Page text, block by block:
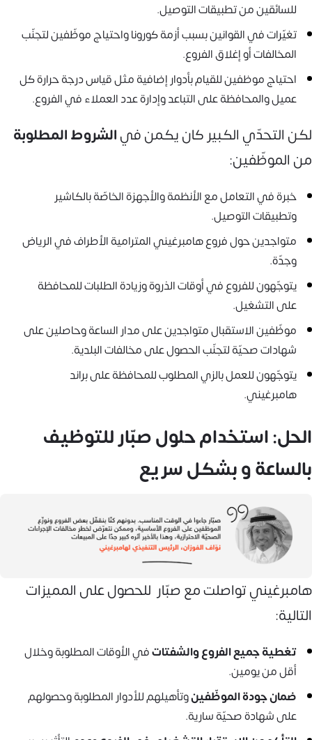
للسائقين من تطبيقات التوصيل.
تغيّرات في القوانين بسبب أزمة كورونا واحتياج موظّفين لتجنّب
المخالفات أو إغلاق الفروع.
احتياج موظفين للقيام بأدوار إضافية مثل قياس درجة حرارة كل
عميل والمحافظة على التباعد وإدارة عدد العملاء في الفروع.
لكن التحدّي الكبير كان يكمن فيالشروط المطلوبة
من الموظّفين:
خبرة في التعامل مع الأنظمة والأجهزة الخاصّة بالكاشير
وتطبيقات التوصيل.
متواجدين حول فروع هامبرغيني المترامية الأطراف في الرياض
وجدّة.
يتوجّهون للفروع في أوقات الذروة وزيادة الطلبات للمحافظة
على التشغيل.
موظّفين الاستقبال متواجدين على مدار الساعة وحاصلين على
شهادات صحيّة لتجنّب الحصول على مخالفات البلدية.
يتوجّهون للعمل بالزي المطلوب للمحافظة على براند
هامبرغيني.
الحل: استخدام حلول صبّار للتوظيف
بالساعة و بشكل سريع
هامبرغيني تواصلت مع صبّار للحصول على المميزات
التالية:
تغطية جميع الفروع والشفتاتفي الأوقات المطلوبة وخلال
أقل من يومين.
ضمان جودة الموظّفينوتأهيلهم للأدوار المطلوبة وحصولهم
على شهادة صحيّة سارية.